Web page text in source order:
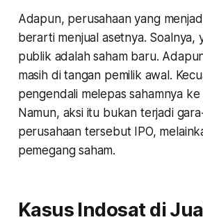
Adapun, perusahaan yang
berarti menjual asetnya. Soalnya,
publik adalah saham baru.
masih di tangan pemilik awal.
pengendali melepas sahamnya ke
Namun, aksi itu bukan terjadi
perusahaan tersebut IPO,
pemegang saham.
Kasus Indosat di